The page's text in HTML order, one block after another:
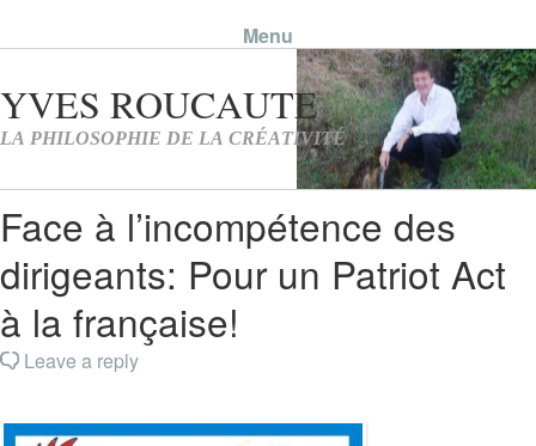
Menu
Skip to content
Face à l’incompétence des
dirigeants: Pour un Patriot Act
à la française!
Leave a reply